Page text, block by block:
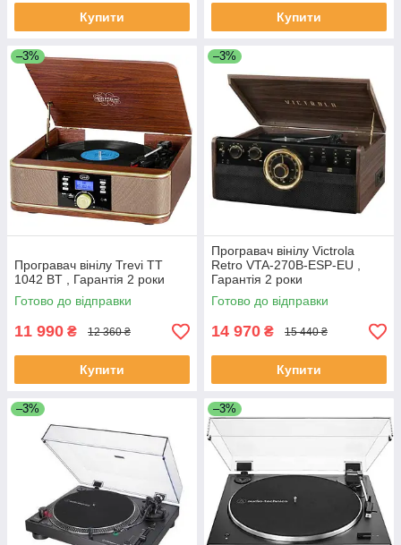
Купити Купити
–3%
Програвач вінілу Trevi TT
1042 BT , Гарантія 2 роки
Готово до відправки
11 990 ₴ 12 360 ₴
Купити
–3%
Програвач вінілу Victrola
Retro VTA-270B-ESP-EU ,
Гарантія 2 роки
Готово до відправки
14 970 ₴ 15 440 ₴
Купити
–3% –3%